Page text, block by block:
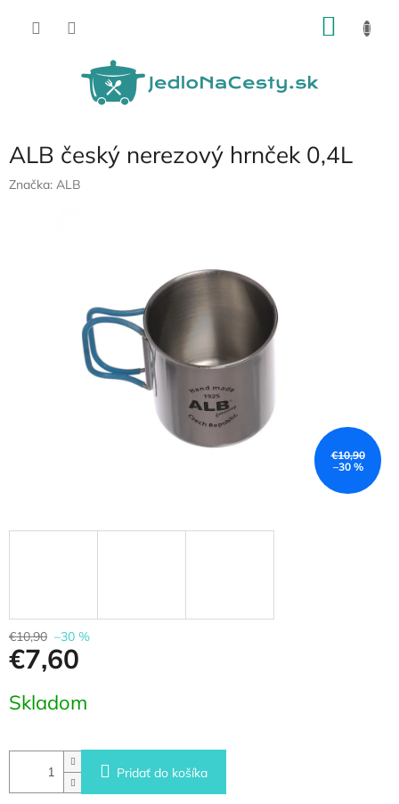
ALB český nerezový hrnček 0,4L
Značka: ALB
€10,90
–30 %
€10,90 –30 %
€7,60
cena:
Skladom
Pridať do košíka